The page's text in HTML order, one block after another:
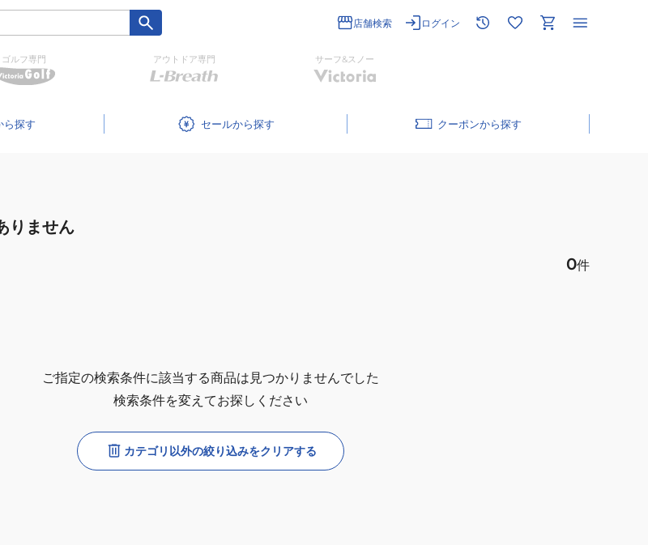
店舗検索 ログイン
ゴルフ専門 アウトドア専門 サーフ&スノー
セール クーポン
りません
0件
ご指定の検索条件に該当する商品は見つかりませんでした
検索条件を変えてお探しください
カテゴリ以外の絞り込みをクリアする